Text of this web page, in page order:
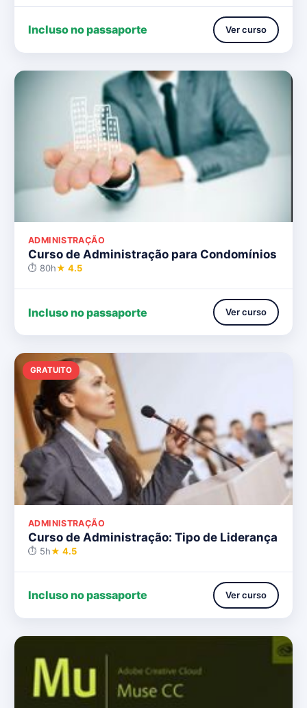
Incluso no passaporte Ver curso
ADMINISTRAÇÃO
Curso de Administração para Condomínios
⏱ 80h★ 4.5
Incluso no passaporte Ver curso
GRATUITO
ADMINISTRAÇÃO
Curso de Administração: Tipo de Liderança
⏱ 5h★ 4.5
Incluso no passaporte Ver curso